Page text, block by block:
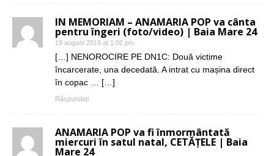
IN MEMORIAM – ANAMARIA POP va cânta
pentru îngeri (foto/video) | Baia Mare 24
19 august 2019 at 1:02 pm
[…] NENOROCIRE PE DN1C: Două victime
încarcerate, una decedată. A intrat cu mașina direct
în copac … […]
Răspundeți
ANAMARIA POP va fi înmormântată
miercuri în satul natal, CETĂȚELE | Baia
Mare 24